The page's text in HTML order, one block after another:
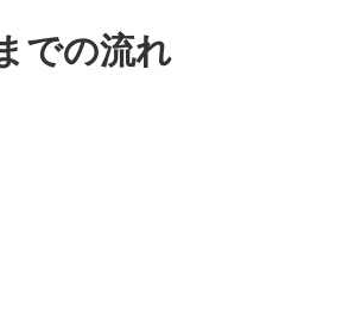
での流れ